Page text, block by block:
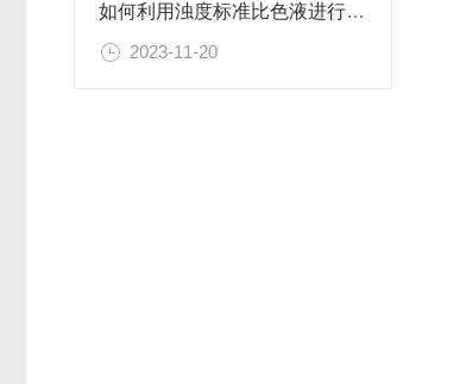
如何利用浊度标准比色液进行水体生态系统的研究？
2023-11-20